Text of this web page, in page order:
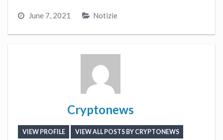
June 7, 2021 Notizie
Cryptonews
VIEW PROFILE VIEW ALL POSTS BY CRYPTONEWS